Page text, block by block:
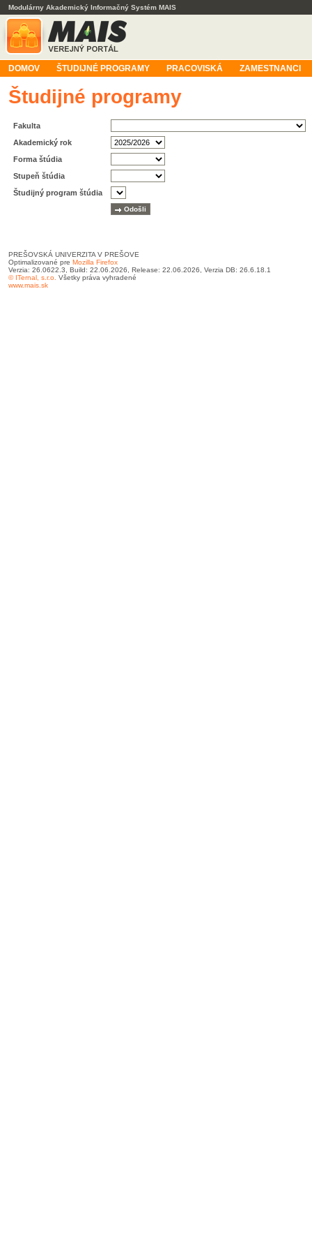
Modulárny Akademický Informačný Systém MAIS
DOMOV ŠTUDIJNÉ PROGRAMY PRACOVISKÁ ZAMESTNANCI
Študijné programy
Fakulta
Akademický rok
Forma štúdia
Stupeň štúdia
Študijný program štúdia
PREŠOVSKÁ UNIVERZITA V PREŠOVE
Optimalizované pre Mozilla Firefox
Verzia: 26.0622.3, Build: 22.06.2026, Release: 22.06.2026, Verzia DB: 26.6.18.1
© ITernal, s.r.o. Všetky práva vyhradené
www.mais.sk